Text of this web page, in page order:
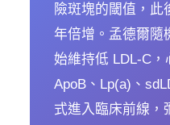
險斑塊的閾值，此
年倍增。孟德爾隨
始維持低 LDL-C，
ApoB、Lp(a)、
式進入臨床前線，